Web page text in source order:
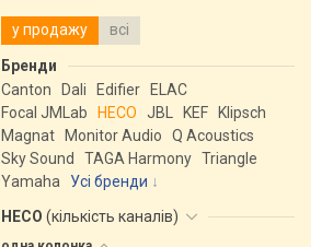
у продажу всі
Бренди
Canton
Dali Edifier
ELAC
Focal JMLab
HECO JBL KEF
Klipsch
Magnat
Monitor Audio
Q Acoustics
Sky Sound
TAGA Harmony Triangle
Yamaha
Усі бренди
HECO (кількість каналів)